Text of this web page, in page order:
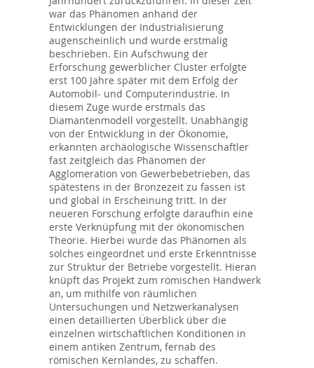
war das Phänomen anhand der
Entwicklungen der Industrialisierung
augenscheinlich und wurde erstmalig
beschrieben. Ein Aufschwung der
Erforschung gewerblicher Cluster erfolgte
erst 100 Jahre später mit dem Erfolg der
Automobil- und Computerindustrie. In
diesem Zuge wurde erstmals das
Diamantenmodell vorgestellt. Unabhängig
von der Entwicklung in der Ökonomie,
erkannten archäologische Wissenschaftler
fast zeitgleich das Phänomen der
Agglomeration von Gewerbebetrieben, das
spätestens in der Bronzezeit zu fassen ist
und global in Erscheinung tritt. In der
neueren Forschung erfolgte daraufhin eine
erste Verknüpfung mit der ökonomischen
Theorie. Hierbei wurde das Phänomen als
solches eingeordnet und erste Erkenntnisse
zur Struktur der Betriebe vorgestellt. Hieran
knüpft das Projekt zum römischen Handwerk
an, um mithilfe von räumlichen
Untersuchungen und Netzwerkanalysen
einen detaillierten Überblick über die
einzelnen wirtschaftlichen Konditionen in
einem antiken Zentrum, fernab des
römischen Kernlandes, zu schaffen.